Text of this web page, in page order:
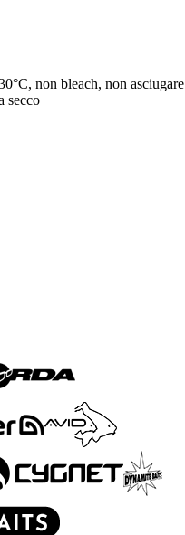
non bleach, non asciugare
secco